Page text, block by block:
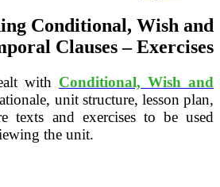
Conditional, Wish and
Clauses – Exercises
with Conditional, Wish and
unit structure, lesson plan,
texts and exercises to be used
the unit.